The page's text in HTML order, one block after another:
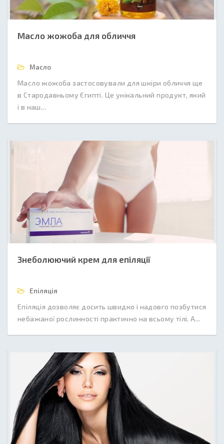
Масло жожоба для обличчя
Масло
Масло жожоба застосовували для шкіри обличчя ще
в Стародавньому Єгипті. Це унікальний продукт, який
і в наш...
Знеболюючий крем для епіляції
Епіляція
Епіляція дозволяє досить швидко і надовго позбутися
небажаної рослинності практично на всьому тілі. А...